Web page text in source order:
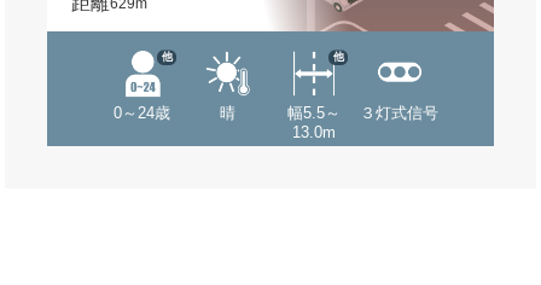
629m
0～24歳
他
晴
幅5.5～
13.0m
他
３灯式信号